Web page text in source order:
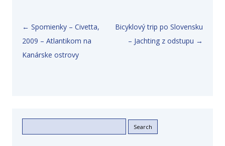
Post navigation
← Spomienky – Civetta,
2009 – Atlantikom na
Kanárske ostrovy
Bicyklový trip po Slovensku
– Jachting z odstupu →
for: